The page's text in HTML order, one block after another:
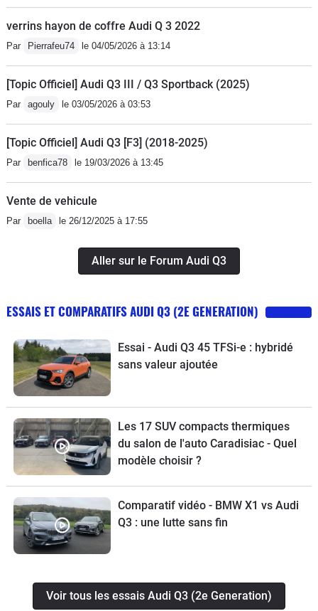
verrins hayon de coffre Audi Q 3 2022
Par Pierrafeu74 le 04/05/2026 à 13:14
[Topic Officiel] Audi Q3 III / Q3 Sportback (2025)
Par agouly le 03/05/2026 à 03:53
[Topic Officiel] Audi Q3 [F3] (2018-2025)
Par benfica78 le 19/03/2026 à 13:45
Vente de vehicule
Par boella le 26/12/2025 à 17:55
Aller sur le Forum Audi Q3
ESSAIS ET COMPARATIFS AUDI Q3 (2E GENERATION)
Essai - Audi Q3 45 TFSi-e : hybridé
sans valeur ajoutée
Les 17 SUV compacts thermiques
du salon de l'auto Caradisiac - Quel
modèle choisir ?
Comparatif vidéo - BMW X1 vs Audi
Q3 : une lutte sans fin
Voir tous les essais Audi Q3 (2e Generation)